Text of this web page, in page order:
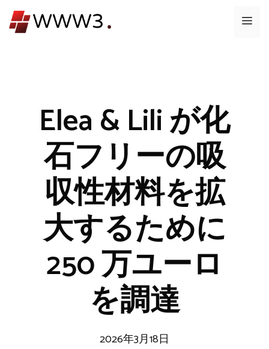
ン
メ
Elea & Lili が化
石フリーの吸
収性材料を拡
大するために
250 万ユーロ
を調達
2026年3月18日